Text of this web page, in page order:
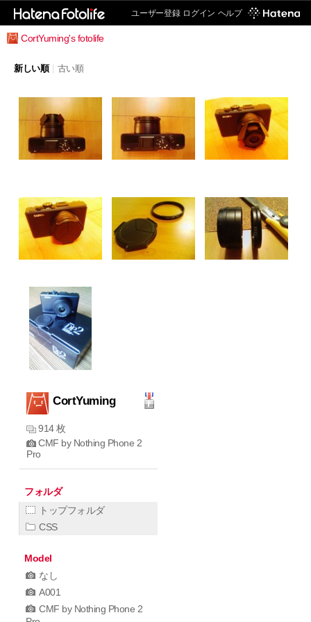
ユーザー登録 ログイン ヘルプ
CortYuming's fotolife
新しい順 古い順
CortYuming
914 枚
CMF by Nothing Phone 2
Pro
フォルダ
トップフォルダ
CSS
Model
なし
A001
CMF by Nothing Phone 2